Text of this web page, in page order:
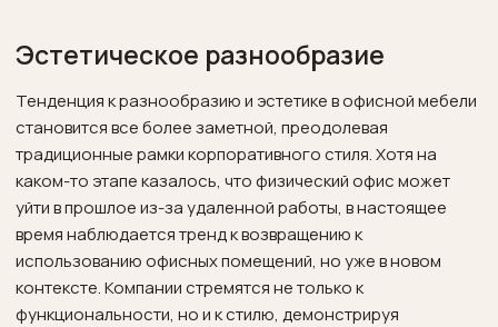
Эстетическое разнообразие
Тенденция к разнообразию и эстетике в офисной мебели
становится все более заметной, преодолевая
традиционные рамки корпоративного стиля. Хотя на
каком-то этапе казалось, что физический офис может
уйти в прошлое из-за удаленной работы, в настоящее
время наблюдается тренд к возвращению к
использованию офисных помещений, но уже в новом
контексте. Компании стремятся не только к
функциональности, но и к стилю, демонстрируя